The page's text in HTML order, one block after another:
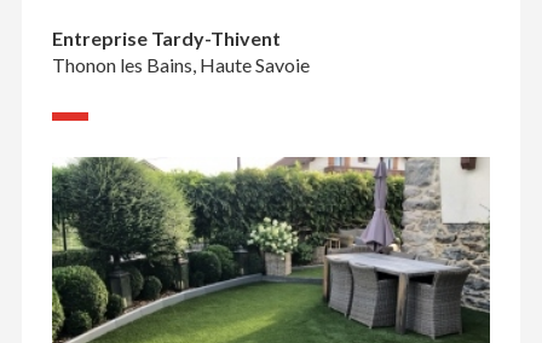
Entreprise Tardy-Thivent
Thonon les Bains, Haute Savoie